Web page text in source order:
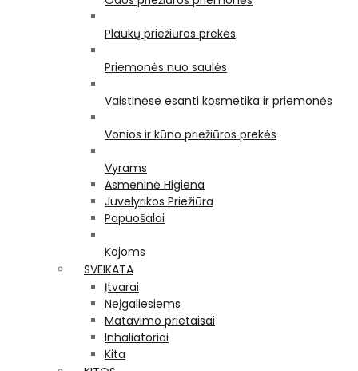
Plaukų priežiūros prekės
Priemonės nuo saulės
Vaistinėse esanti kosmetika ir priemonės
Vonios ir kūno priežiūros prekės
Vyrams
Asmeninė Higiena
Juvelyrikos Priežiūra
Papuošalai
Kojoms
SVEIKATA
Įtvarai
Neįgaliesiems
Matavimo prietaisai
Inhaliatoriai
Kita